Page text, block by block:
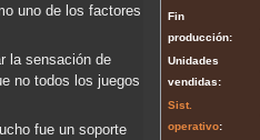
Fin
producción:
Unidades
vendidas:
Sist.
operativo:
uno de los factores
la sensación de
no todos los juegos
fue un soporte